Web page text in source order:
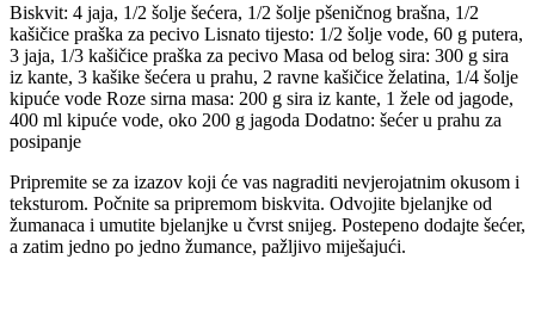
Biskvit: 4 jaja, 1/2 šolje šećera, 1/2 šolje pšeničnog brašna, 1/2
kašičice praška za pecivo Lisnato tijesto: 1/2 šolje vode, 60 g putera,
3 jaja, 1/3 kašičice praška za pecivo Masa od belog sira: 300 g sira
iz kante, 3 kašike šećera u prahu, 2 ravne kašičice želatina, 1/4 šolje
kipuće vode Roze sirna masa: 200 g sira iz kante, 1 žele od jagode,
400 ml kipuće vode, oko 200 g jagoda Dodatno: šećer u prahu za
posipanje
Pripremite se za izazov koji će vas nagraditi nevjerojatnim okusom i
teksturom. Počnite sa pripremom biskvita. Odvojite bjelanjke od
žumanaca i umutite bjelanjke u čvrst snijeg. Postepeno dodajte šećer,
a zatim jedno po jedno žumance, pažljivo miješajući.